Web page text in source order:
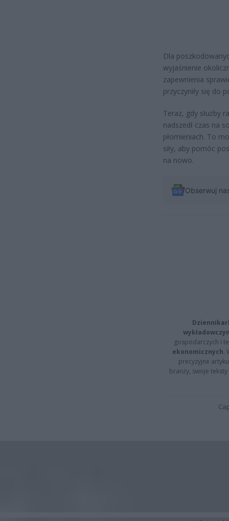
Dla
wyjaśnienie
zapewnienia
przyczyniły się do
Teraz, gdy służby
nadszedł czas na
płomieniach. To
siły, aby pomóc
na nowo.
Obserwuj
gospodarczych i
ekonomicznych.
precyzyjne
branży, swoje